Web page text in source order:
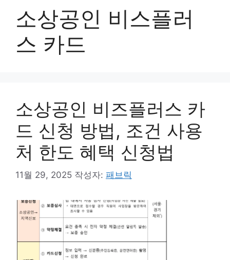
소상공인 비스플러
스 카드
소상공인 비즈플러스 카
드 신청 방법, 조건 사용
처 한도 혜택 신청법
11월 29, 2025 작성자: 패브릭